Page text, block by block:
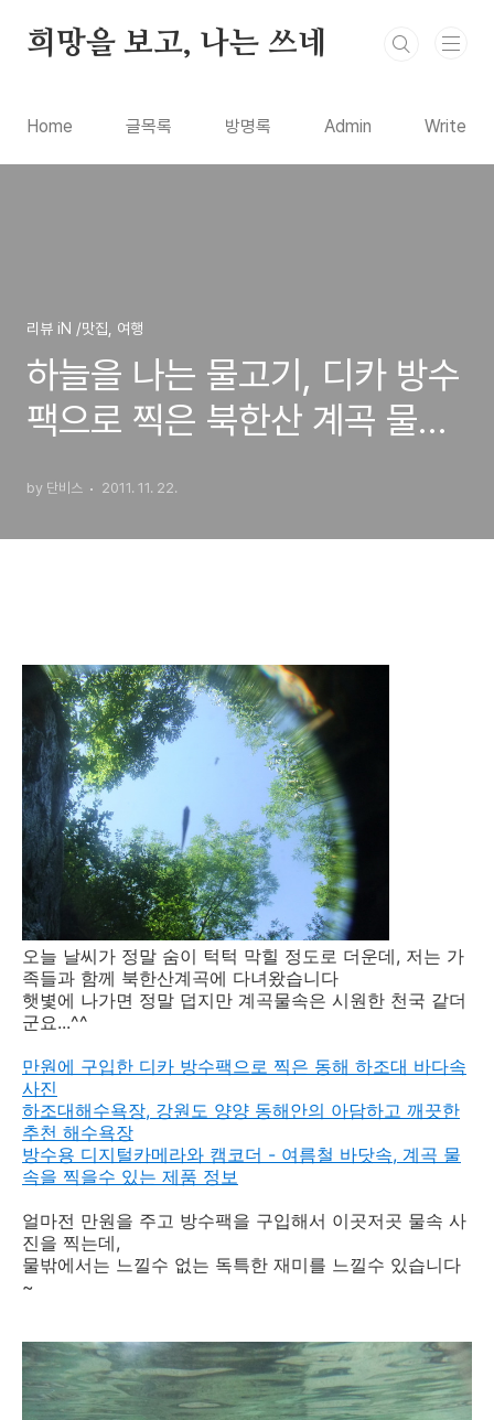
희망을 보고, 나는 쓰네
Home 글목록 방명록 Admin Write
리뷰 iN /맛집, 여행
하늘을 나는 물고기, 디카 방수
팩으로 찍은 북한산 계곡 물속
by 단비스 2011. 11. 22.
오늘 날씨가 정말 숨이 턱턱 막힐 정도로 더운데, 저는 가
족들과 함께 북한산계곡에 다녀왔습니다
햇볓에 나가면 정말 덥지만 계곡물속은 시원한 천국 같더
군요...^^
만원에 구입한 디카 방수팩으로 찍은 동해 하조대 바다속
사진
하조대해수욕장, 강원도 양양 동해안의 아담하고 깨끗한
추천 해수욕장
방수용 디지털카메라와 캠코더 - 여름철 바닷속, 계곡 물
속을 찍을수 있는 제품 정보
얼마전 만원을 주고 방수팩을 구입해서 이곳저곳 물속 사
진을 찍는데,
물밖에서는 느낄수 없는 독특한 재미를 느낄수 있습니다
~